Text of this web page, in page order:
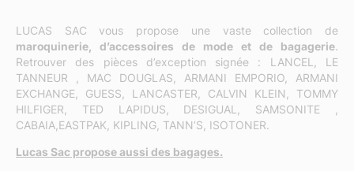
LUCAS SAC vous propose une vaste collection de
maroquinerie, d’accessoires de mode et de bagagerie.
Retrouver des pièces d’exception signée : LANCEL, LE
TANNEUR , MAC DOUGLAS, ARMANI EMPORIO, ARMANI
EXCHANGE, GUESS, LANCASTER, CALVIN KLEIN, TOMMY
HILFIGER, TED LAPIDUS, DESIGUAL, SAMSONITE ,
CABAIA,EASTPAK, KIPLING, TANN’S, ISOTONER.
Lucas Sac propose aussi des bagages.